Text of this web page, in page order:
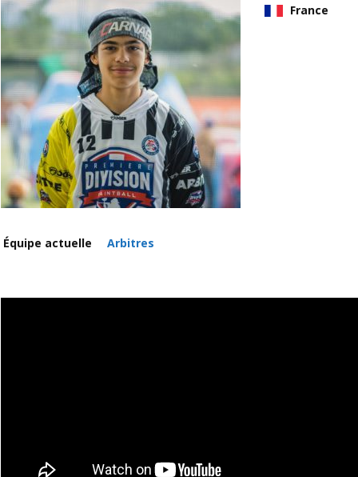
France
Équipe actuelle Arbitres